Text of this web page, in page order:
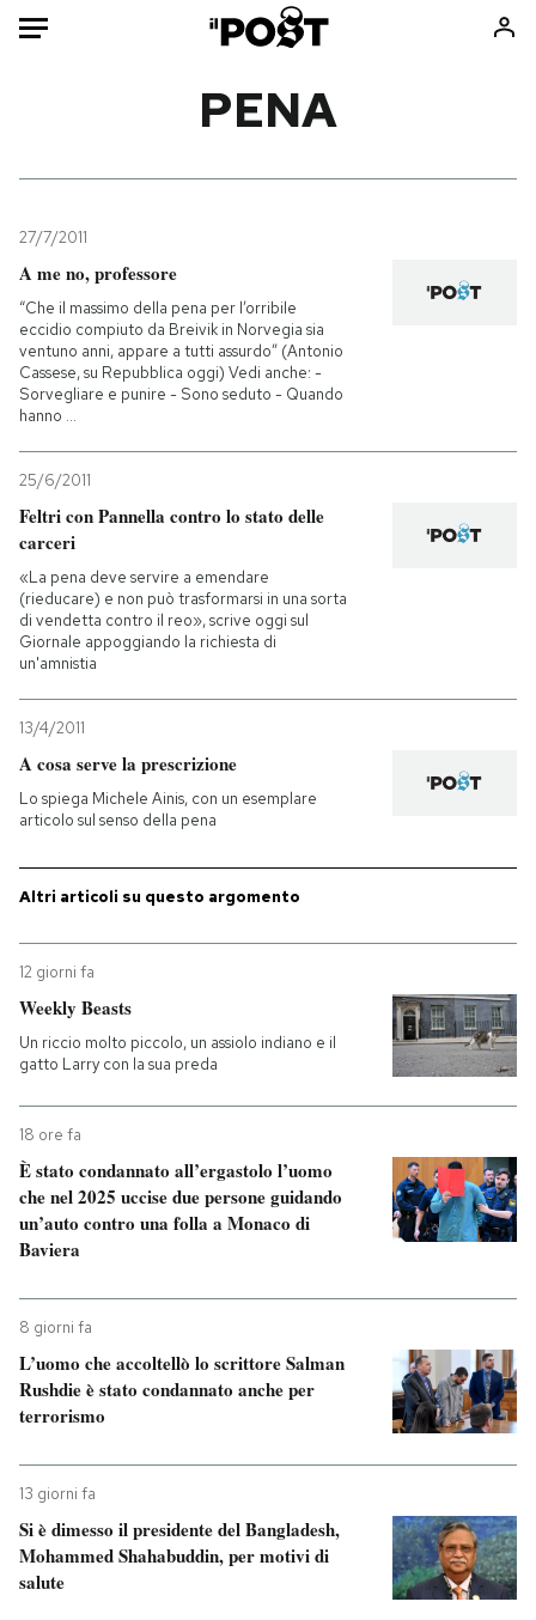
Mondo
Politica
Tecnologia
Internet
Scienza
Cultura
Sport
Ok Boomer!
Media
PODCAST
NEWSLETTER
I MIEI PREFERITI
SHOP
CALENDARIO
AREA PERSONALE
PENA
27/7/2011
A me no, professore
“Che il massimo della pena per l’orribile
eccidio compiuto da Breivik in Norvegia sia
ventuno anni, appare a tutti assurdo” (Antonio
Cassese, su Repubblica oggi) Vedi anche: -
Sorvegliare e punire - Sono seduto - Quando
hanno ...
25/6/2011
Feltri con Pannella contro lo stato delle
carceri
«La pena deve servire a emendare
(rieducare) e non può trasformarsi in una sorta
di vendetta contro il reo», scrive oggi sul
Giornale appoggiando la richiesta di
un'amnistia
13/4/2011
A cosa serve la prescrizione
Lo spiega Michele Ainis, con un esemplare
articolo sul senso della pena
Altri articoli su questo argomento
12 giorni fa
Weekly Beasts
Un riccio molto piccolo, un assiolo indiano e il
gatto Larry con la sua preda
18 ore fa
È stato condannato all’ergastolo l’uomo
che nel 2025 uccise due persone guidando
un’auto contro una folla a Monaco di
Baviera
8 giorni fa
L’uomo che accoltellò lo scrittore Salman
Rushdie è stato condannato anche per
terrorismo
13 giorni fa
Si è dimesso il presidente del Bangladesh,
Mohammed Shahabuddin, per motivi di
salute